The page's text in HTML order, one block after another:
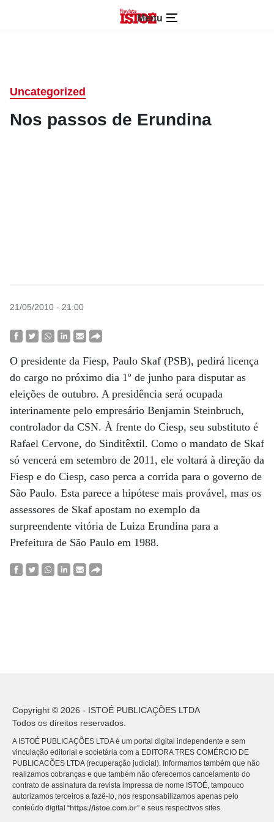
Menu
Uncategorized
Nos passos de Erundina
21/05/2010 - 21:00
O presidente da Fiesp, Paulo Skaf (PSB), pedirá licença
do cargo no próximo dia 1º de junho para disputar as
eleições de outubro. A presidência será ocupada
interinamente pelo empresário Benjamin Steinbruch,
controlador da CSN. À frente do Ciesp, seu substituto é
Rafael Cervone, do Sinditêxtil. Como o mandato de Skaf
só vencerá em setembro de 2011, ele voltará à direção da
Fiesp e do Ciesp, caso perca a corrida para o governo de
São Paulo. Esta parece a hipótese mais provável, mas os
assessores de Skaf apostam no exemplo da
surpreendente vitória de Luiza Erundina para a
Prefeitura de São Paulo em 1988.
Copyright © 2026 - ISTOÉ PUBLICAÇÕES LTDA
Todos os direitos reservados.
A ISTOÉ PUBLICAÇÕES LTDA é um portal digital independente e sem
vinculação editorial e societária com a EDITORA TRES COMÉRCIO DE
PUBLICACÕES LTDA (recuperação judicial). Informamos também que não
realizamos cobranças e que também não oferecemos cancelamento do
contrato de assinatura da revista impressa de nome ISTOÉ, tampouco
autorizamos terceiros a fazê-lo, nos responsabilizamos apenas pelo
conteúdo digital “https://istoe.com.br” e seus respectivos sites.